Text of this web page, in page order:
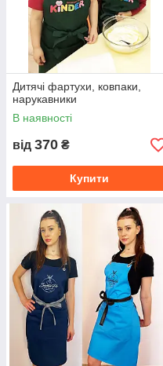
Дитячі фартухи, ковпаки,
нарукавники
В наявності
від 370 ₴
Купити